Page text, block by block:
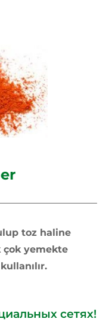
toz haline
yemekte
сетях!